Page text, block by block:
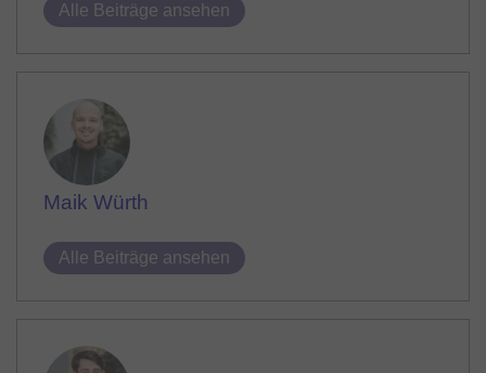
Alle Beiträge ansehen
Maik Würth
Alle Beiträge ansehen